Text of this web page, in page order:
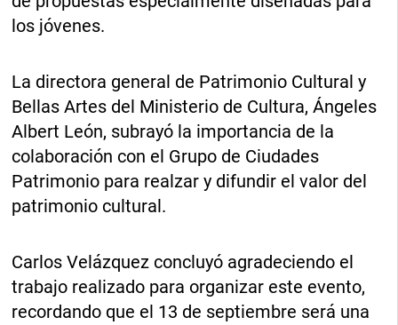
los jóvenes.
La directora general de Patrimonio Cultural y
Bellas Artes del Ministerio de Cultura, Ángeles
Albert León, subrayó la importancia de la
colaboración con el Grupo de Ciudades
Patrimonio para realzar y difundir el valor del
patrimonio cultural.
Carlos Velázquez concluyó agradeciendo el
trabajo realizado para organizar este evento,
recordando que el 13 de septiembre será una